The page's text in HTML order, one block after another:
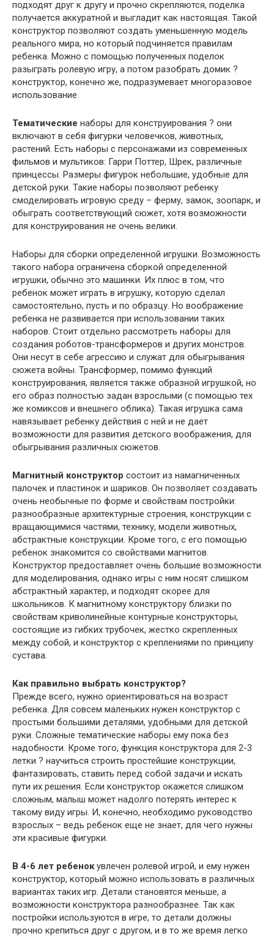
подходят друг к другу и прочно скрепляются, поделка
получается аккуратной и выгладит как настоящая. Такой
конструктор позволяют создать уменьшенную модель
реального мира, но который подчиняется правилам
ребенка. Можно с помощью полученных поделок
разыграть ролевую игру, а потом разобрать домик ?
конструктор, конечно же, подразумевает многоразовое
использование.
Тематические наборы для конструирования ? они
включают в себя фигурки человечков, животных,
растений. Есть наборы с персонажами из современных
фильмов и мультиков: Гарри Поттер, Шрек, различные
принцессы. Размеры фигурок небольшие, удобные для
детской руки. Такие наборы позволяют ребенку
смоделировать игровую среду – ферму, замок, зоопарк, и
обыграть соответствующий сюжет, хотя возможности
для конструирования не очень велики.
Наборы для сборки определенной игрушки. Возможность
такого набора ограничена сборкой определенной
игрушки, обычно это машинки. Их плюс в том, что
ребенок может играть в игрушку, которую сделал
самостоятельно, пусть и по образцу. Но воображение
ребенка не развивается при использовании таких
наборов. Стоит отдельно рассмотреть наборы для
создания роботов-трансформеров и других монстров.
Они несут в себе агрессию и служат для обыгрывания
сюжета войны. Трансформер, помимо функций
конструирования, является также образной игрушкой, но
его образ полностью задан взрослыми (с помощью тех
же комиксов и внешнего облика). Такая игрушка сама
навязывает ребенку действия с ней и не дает
возможности для развития детского воображения, для
обыгрывания различных сюжетов.
Магнитный конструктор состоит из намагниченных
палочек и пластинок и шариков. Он позволяет создавать
очень необычные по форме и свойствам постройки:
разнообразные архитектурные строения, конструкции с
вращающимися частями, технику, модели животных,
абстрактные конструкции. Кроме того, с его помощью
ребенок знакомится со свойствами магнитов.
Конструктор предоставляет очень большие возможности
для моделирования, однако игры с ним носят слишком
абстрактный характер, и подходят скорее для
школьников. К магнитному конструктору близки по
свойствам криволинейные контурные конструкторы,
состоящие из гибких трубочек, жестко скрепленных
между собой, и конструктор с креплениями по принципу
сустава.
Как правильно выбрать конструктор?
Прежде всего, нужно ориентироваться на возраст
ребенка. Для совсем маленьких нужен конструктор с
простыми большими деталями, удобными для детской
руки. Сложные тематические наборы ему пока без
надобности. Кроме того, функция конструктора для 2-3
летки ? научиться строить простейшие конструкции,
фантазировать, ставить перед собой задачи и искать
пути их решения. Если конструктор окажется слишком
сложным, малыш может надолго потерять интерес к
такому виду игры. И, конечно, необходимо руководство
взрослых – ведь ребенок еще не знает, для чего нужны
эти красивые фигурки.
В 4-6 лет ребенокувлечен ролевой игрой, и ему нужен
конструктор, который можно использовать в различных
вариантах таких игр. Детали становятся меньше, а
возможности конструктора разнообразнее. Так как
постройки используются в игре, то детали должны
прочно крепиться друг с другом, и в то же время легко